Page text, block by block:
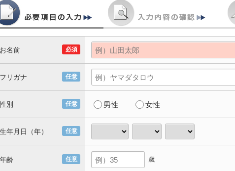
必須
お名前
任意
フリガナ
任意
性別 男性 女性
任意
生年月日（年）
任意
年齢 歳